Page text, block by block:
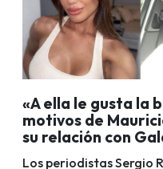
«A ella le gusta la
motivos de
su relación con
Los periodistas Sergio